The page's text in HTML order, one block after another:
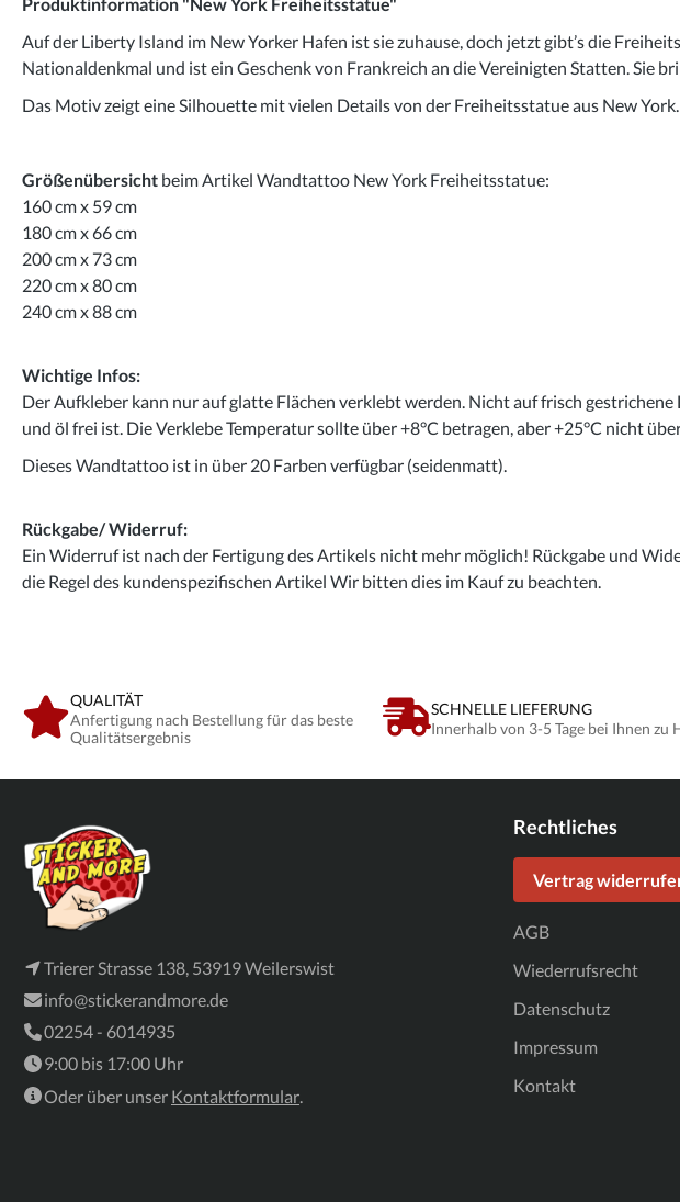
Auf der Liberty Island im New Yorker Hafen ist sie zuhause, doch jetzt gibt’s die
Nationaldenkmal und ist ein Geschenk von Frankreich an die Vereinigten Statten. Sie
Das Motiv zeigt eine Silhouette mit vielen Details von der Freiheitsstatue aus New York.
Größenübersicht beim Artikel Wandtattoo New York Freiheitsstatue:
160 cm x 59 cm
180 cm x 66 cm
200 cm x 73 cm
220 cm x 80 cm
240 cm x 88 cm
Wichtige Infos:
Der Aufkleber kann nur auf glatte Flächen verklebt werden. Nicht auf frisch
und öl frei ist. Die Verklebe Temperatur sollte über +8°C betragen, aber +25°C nicht
Dieses Wandtattoo ist in über 20 Farben verfügbar (seidenmatt).
Rückgabe/ Widerruf:
Ein Widerruf ist nach der Fertigung des Artikels nicht mehr möglich! Rückgabe und
die Regel des kundenspezifischen Artikel Wir bitten dies im Kauf zu beachten.
QUALITÄT
Anfertigung nach Bestellung für das beste
Qualitätsergebnis
SCHNELLE LIEFERUNG
Innerhalb von 3-5 Tage bei Ihnen zu
Trierer Strasse 138, 53919 Weilerswist
info@stickerandmore.de
02254 - 6014935
9:00 bis 17:00 Uhr
Oder über unser Kontaktformular.
Rechtliches
Vertrag
AGB
Wiederrufsrecht
Datenschutz
Impressum
Kontakt